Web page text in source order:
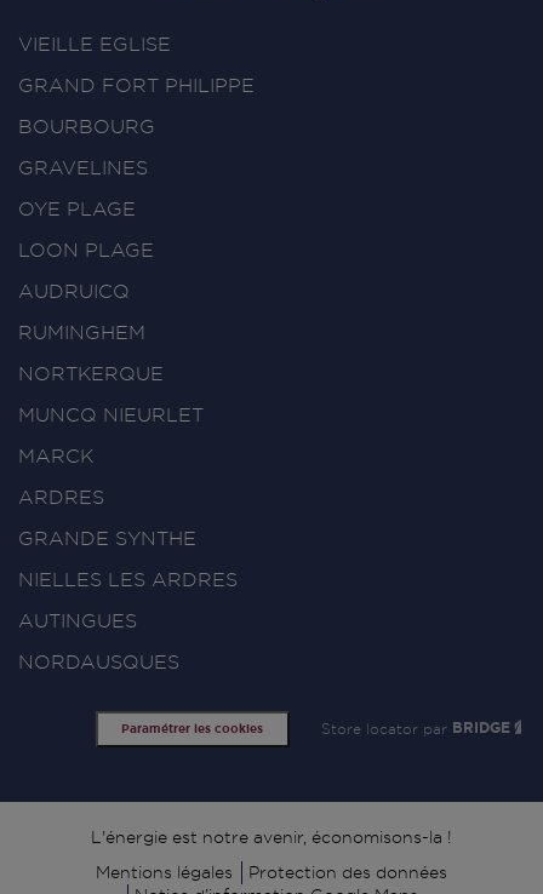
VIEILLE EGLISE
GRAND FORT PHILIPPE
BOURBOURG
GRAVELINES
OYE PLAGE
LOON PLAGE
AUDRUICQ
RUMINGHEM
NORTKERQUE
MUNCQ NIEURLET
MARCK
ARDRES
GRANDE SYNTHE
NIELLES LES ARDRES
AUTINGUES
NORDAUSQUES
Paramétrer les cookies Store locator par BRIDGE
Signature
L'énergie est notre avenir, économisons-la !
Mentions légales
Protection des données